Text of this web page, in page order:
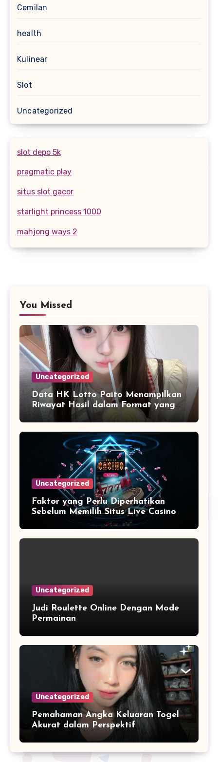
Cemilan
health
Kulinear
Slot
Uncategorized
slot depo 5k
pragmatic play
situs slot gacor
starlight princess 1000
mahjong ways 2
You Missed
Uncategorized
Data HK Lotto Paito Menampilkan
Riwayat Hasil dalam Format yang
Lebih Terstruktur
Uncategorized
Faktor yang Perlu Diperhatikan
Sebelum Memilih Situs Live Casino
Uncategorized
Judi Roulette Online Dengan Mode
Permainan
Uncategorized
Pemahaman Angka Keluaran Togel
Akurat dalam Perspektif
Pengolahan Data Numerik